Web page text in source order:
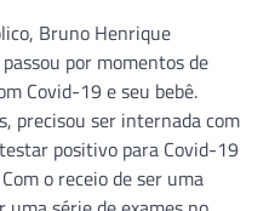
Bruno Henrique
por momentos de
Covid-19 e seu bebê.
precisou ser internada com
positivo para Covid-19
o receio de ser uma